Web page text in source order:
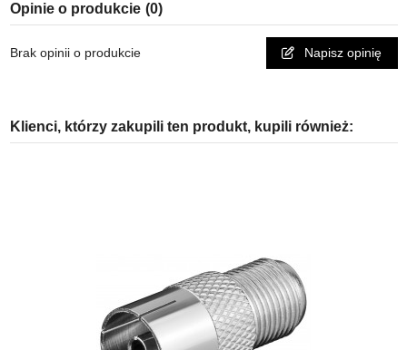
Opinie o produkcie (0)
Brak opinii o produkcie Napisz opinię
Klienci, którzy zakupili ten produkt, kupili również: